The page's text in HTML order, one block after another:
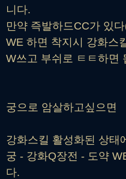
니다.
만약 즉발하드CC가 있
WE 하면 착지시 강화스
W쓰고 부쉬로 ㅌㅌ하면
궁으로 암살하고싶으면
강화스킬 활성화된 상태
궁 - 강화Q장전 - 도약
다.